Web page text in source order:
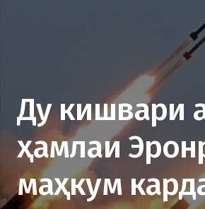
Ду кишвари
ҳамлаи
маҳкум